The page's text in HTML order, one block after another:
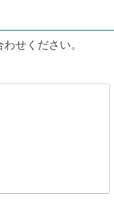
せください。